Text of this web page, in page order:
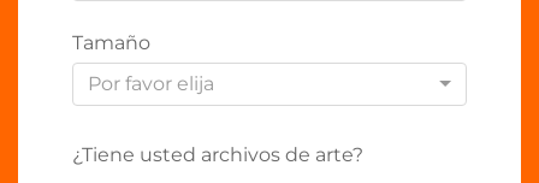
Tamaño
Por favor elija
¿Tiene usted archivos de arte?